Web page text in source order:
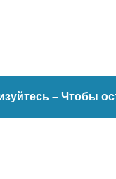
– Чтобы